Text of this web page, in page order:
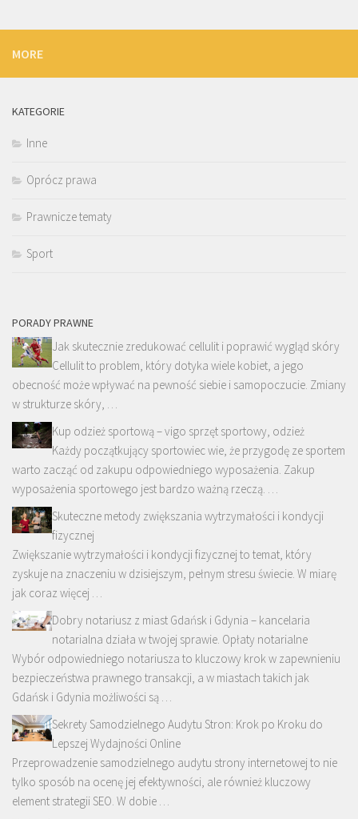
MORE
KATEGORIE
Inne
Oprócz prawa
Prawnicze tematy
Sport
PORADY PRAWNE
Jak skutecznie zredukować cellulit i poprawić wygląd skóry
Cellulit to problem, który dotyka wiele kobiet, a jego
obecność może wpływać na pewność siebie i samopoczucie. Zmiany
w strukturze skóry, …
Kup odzież sportową – vigo sprzęt sportowy, odzież
Każdy początkujący sportowiec wie, że przygodę ze sportem
warto zacząć od zakupu odpowiedniego wyposażenia. Zakup
wyposażenia sportowego jest bardzo ważną rzeczą. …
Skuteczne metody zwiększania wytrzymałości i kondycji
fizycznej
Zwiększanie wytrzymałości i kondycji fizycznej to temat, który
zyskuje na znaczeniu w dzisiejszym, pełnym stresu świecie. W miarę
jak coraz więcej …
Dobry notariusz z miast Gdańsk i Gdynia – kancelaria
notarialna działa w twojej sprawie. Opłaty notarialne
Wybór odpowiedniego notariusza to kluczowy krok w zapewnieniu
bezpieczeństwa prawnego transakcji, a w miastach takich jak
Gdańsk i Gdynia możliwości są …
Sekrety Samodzielnego Audytu Stron: Krok po Kroku do
Lepszej Wydajności Online
Przeprowadzenie samodzielnego audytu strony internetowej to nie
tylko sposób na ocenę jej efektywności, ale również kluczowy
element strategii SEO. W dobie …